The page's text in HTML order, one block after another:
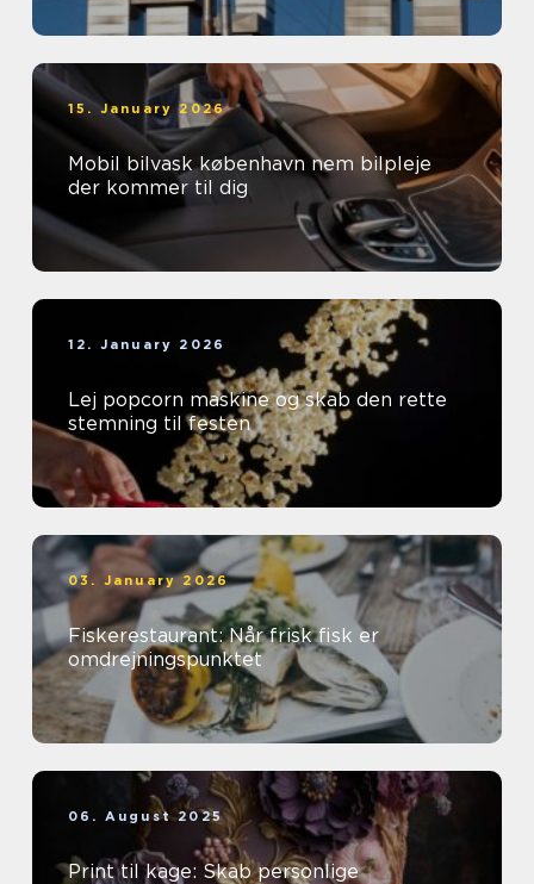
15. January 2026
Mobil bilvask københavn nem bilpleje
der kommer til dig
12. January 2026
Lej popcorn maskine og skab den rette
stemning til festen
03. January 2026
Fiskerestaurant: Når frisk fisk er
omdrejningspunktet
06. August 2025
Print til kage: Skab personlige